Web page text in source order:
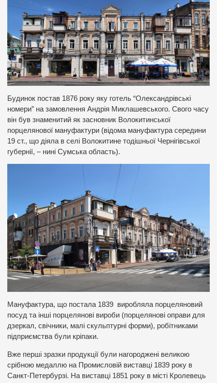
Будинок постав 1876 року яку готель “Олександрівські
номери” на замовлення Андрія Миклашевського. Свого часу
він був знаменитий як засновник Волокитинської
порцелянової мануфактури (відома мануфактура середини
19 ст., що діяла в селі Волокитине тодішньої Чернігівської
губернії, – нині Сумська область).
Мануфактура, що постала 1839 виробляла порцеляновий
посуд та інші порцелянові вироби (порцелянові оправи для
дзеркал, свічники, малі скульптурні форми), робітниками
підприємства були кріпаки.
Вже перші зразки продукції були нагороджені великою
срібною медаллю на Промисловій виставці 1839 року в
Санкт-Петербурзі. На виставці 1851 року в місті Кролевець